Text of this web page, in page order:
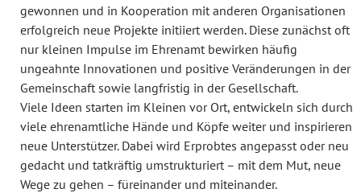
gewonnen und in Kooperation mit anderen Organisationen
erfolgreich neue Projekte initiiert werden. Diese zunächst oft
nur kleinen Impulse im Ehrenamt bewirken häufig
ungeahnte Innovationen und positive Veränderungen in der
Gemeinschaft sowie langfristig in der Gesellschaft.
Viele Ideen starten im Kleinen vor Ort, entwickeln sich durch
viele ehrenamtliche Hände und Köpfe weiter und inspirieren
neue Unterstützer. Dabei wird Erprobtes angepasst oder neu
gedacht und tatkräftig umstrukturiert – mit dem Mut, neue
Wege zu gehen – füreinander und miteinander.